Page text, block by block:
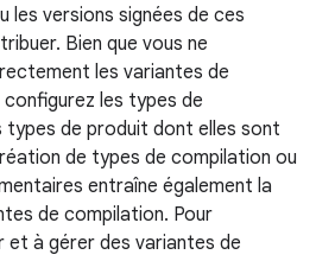
les versions signées de ces
Bien que vous ne
les variantes de
les types de
de produit dont elles sont
de types de compilation ou
entraîne également la
de compilation. Pour
et à gérer des variantes de